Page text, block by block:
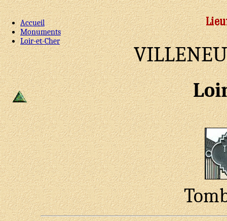
Accueil
Monuments
Loir-et-Cher